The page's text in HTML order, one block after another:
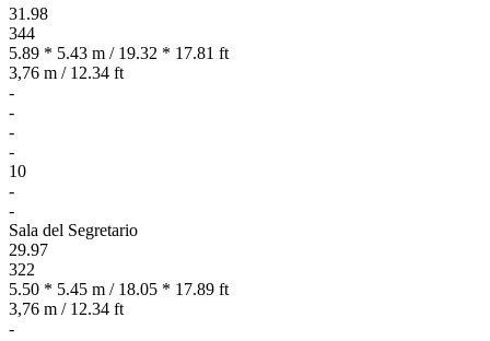
31.98
344
5.89 * 5.43 m / 19.32 * 17.81 ft
3,76 m / 12.34 ft
-
-
-
-
10
-
-
Sala del Segretario
29.97
322
5.50 * 5.45 m / 18.05 * 17.89 ft
3,76 m / 12.34 ft
-